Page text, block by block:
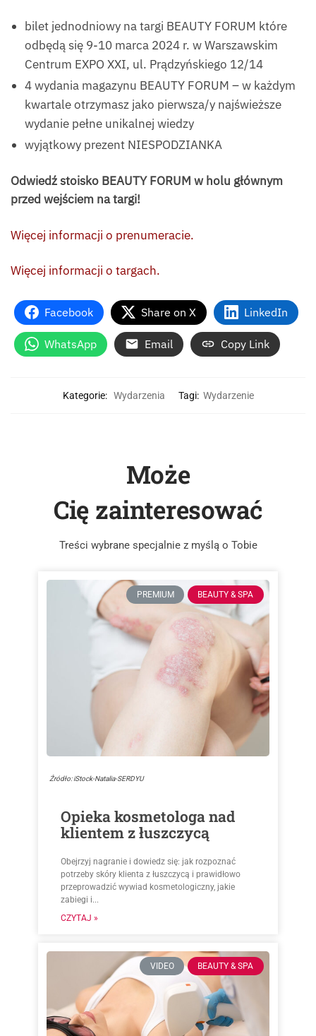
bilet jednodniowy na targi BEAUTY FORUM które
odbędą się 9-10 marca 2024 r. w Warszawskim
Centrum EXPO XXI, ul. Prądzyńskiego 12/14
4 wydania magazynu BEAUTY FORUM – w każdym
kwartale otrzymasz jako pierwsza/y najświeższe
wydanie pełne unikalnej wiedzy
wyjątkowy prezent NIESPODZIANKA
Odwiedź stoisko BEAUTY FORUM w holu głównym
przed wejściem na targi!
Więcej informacji o prenumeracie.
Więcej informacji o targach.
Facebook Share on X LinkedIn
WhatsApp Email Copy Link
Kategorie: Wydarzenia Tagi: Wydarzenie
Może
Cię zainteresować
Treści wybrane specjalnie z myślą o Tobie
PREMIUM BEAUTY & SPA
Źródło: iStock-Natalia-SERDYU
Opieka kosmetologa nad
klientem z łuszczycą
Obejrzyj nagranie i dowiedz się: jak rozpoznać
potrzeby skóry klienta z łuszczycą i prawidłowo
przeprowadzić wywiad kosmetologiczny, jakie
zabiegi i...
CZYTAJ »
VIDEO BEAUTY & SPA